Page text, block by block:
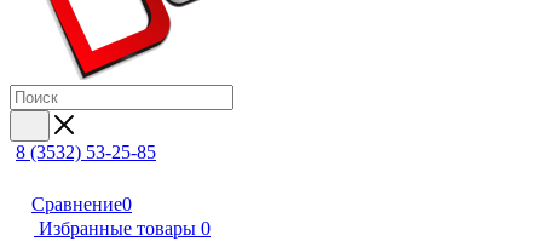
8 (3532) 53-25-85
Сравнение0
Избранные товары 0